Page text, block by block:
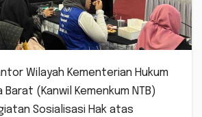
Wilayah Kementerian Hukum
Barat (Kanwil Kemenkum NTB)
Sosialisasi Hak atas